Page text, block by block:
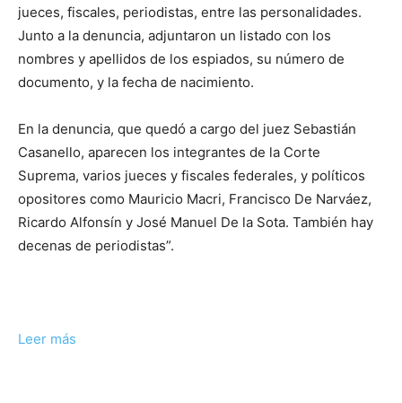
jueces, fiscales, periodistas, entre las personalidades.
Junto a la denuncia, adjuntaron un listado con los
nombres y apellidos de los espiados, su número de
documento, y la fecha de nacimiento.
En la denuncia, que quedó a cargo del juez Sebastián
Casanello, aparecen los integrantes de la Corte
Suprema, varios jueces y fiscales federales, y políticos
opositores como Mauricio Macri, Francisco De Narváez,
Ricardo Alfonsín y José Manuel De la Sota. También hay
decenas de periodistas”.
Leer más